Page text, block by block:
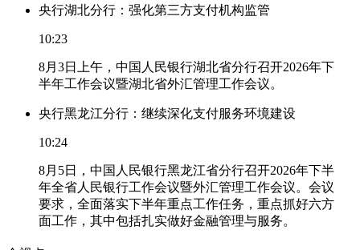
央行湖北分行：强化第三方支付机构监管
10:23
8月3日上午，中国人民银行湖北省分行召开2026年下
半年工作会议暨湖北省外汇管理工作会议。
央行黑龙江分行：继续深化支付服务环境建设
10:24
8月5日，中国人民银行黑龙江省分行召开2026年下半
年全省人民银行工作会议暨外汇管理工作会议。会议
要求，全面落实下半年重点工作任务，重点抓好六方
面工作，其中包括扎实做好金融管理与服务。